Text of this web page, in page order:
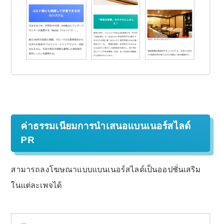
ค่าธรรมเนียมการนำเสนอแบนเนอร์สไลด์
PR
สามารถลงโฆษณาแบบแบนเนอร์สไลด์เป็นออปชั่นเสริม
ในแต่ละเพจได้